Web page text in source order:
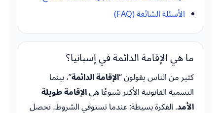
الأسئلة الشائعة (FAQ)
ما هي الإقامة الدائمة في إسبانيا؟
كثير من الناس يقولون “الإقامة الدائمة”، بينما
التسمية القانونية الأكثر شيوعًا هيالإقامة طويلة
الأمد. الفكرة بسيطة: عندما تستوفي الشروط، تحصل